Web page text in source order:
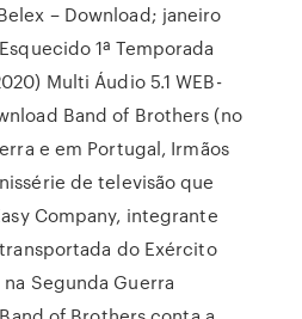
– Download; janeiro
1ª Temporada
Multi Áudio 5.1 WEB-
Band of Brothers (no
e em Portugal, Irmãos
de televisão que
Company, integrante
do Exército
Segunda Guerra